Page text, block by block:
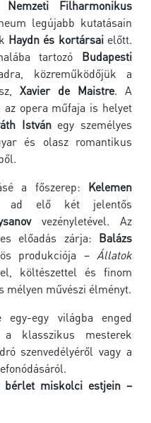
Nemzeti Filharmonikus
legújabb kutatásain
Haydn és kortársaielőtt.
tartozó Budapesti
közreműködőjük a
Xavier de Maistre. A
az opera műfaja is helyet
Istvánegy személyes
és olasz romantikus
a főszerep: Kelemen
ad elő két jelentős
vezényletével. Az
előadás zárja: Balázs
produkciója – Állatok
költészettel és finom
művészi élményt.
egy világba enged
klasszikus mesterek
szenvedélyéről vagy a
miskolci estjein –